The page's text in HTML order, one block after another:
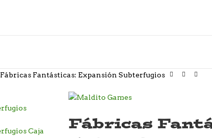
Fábricas Fantásticas: Expansión Subterfugios
Fábricas